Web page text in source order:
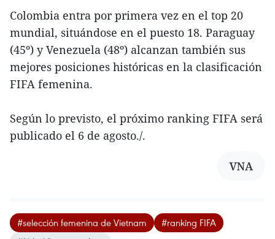
Colombia entra por primera vez en el top 20
mundial, situándose en el puesto 18. Paraguay
(45º) y Venezuela (48º) alcanzan también sus
mejores posiciones históricas en la clasificación
FIFA femenina.
Según lo previsto, el próximo ranking FIFA será
publicado el 6 de agosto./.
VNA
#selección femenina de Vietnam
#ranking FIFA